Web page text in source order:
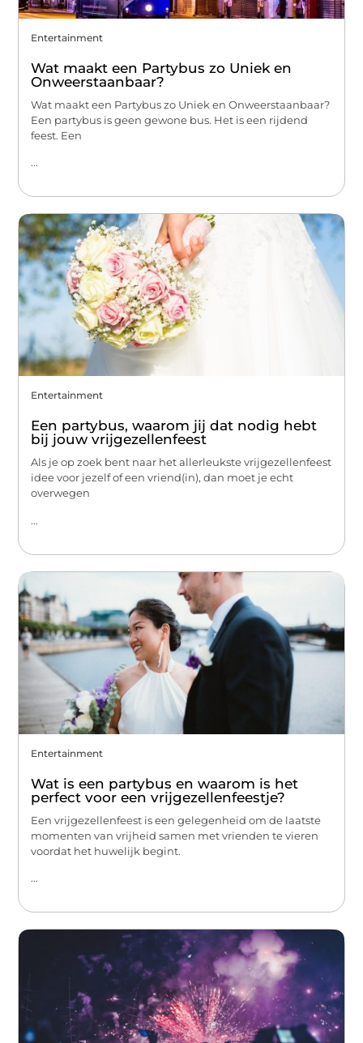
Entertainment
Wat maakt een Partybus zo Uniek en
Onweerstaanbaar?
Wat maakt een Partybus zo Uniek en Onweerstaanbaar?
Een partybus is geen gewone bus. Het is een rijdend
feest. Een
...
Entertainment
Een partybus, waarom jij dat nodig hebt
bij jouw vrijgezellenfeest
Als je op zoek bent naar het allerleukste vrijgezellenfeest
idee voor jezelf of een vriend(in), dan moet je echt
overwegen
...
Entertainment
Wat is een partybus en waarom is het
perfect voor een vrijgezellenfeestje?
Een vrijgezellenfeest is een gelegenheid om de laatste
momenten van vrijheid samen met vrienden te vieren
voordat het huwelijk begint.
...